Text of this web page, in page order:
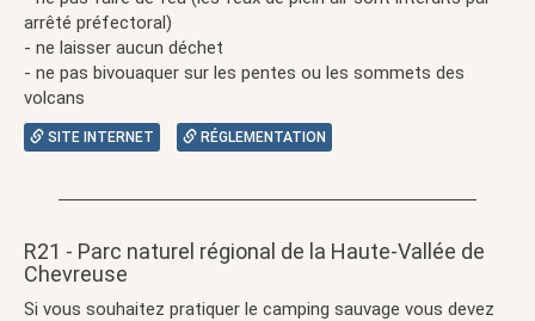
arrêté préfectoral)
- ne laisser aucun déchet
- ne pas bivouaquer sur les pentes ou les sommets des
volcans
SITE INTERNET RÉGLEMENTATION
R21 - Parc naturel régional de la Haute-Vallée de
Chevreuse
Si vous souhaitez pratiquer le camping sauvage vous devez